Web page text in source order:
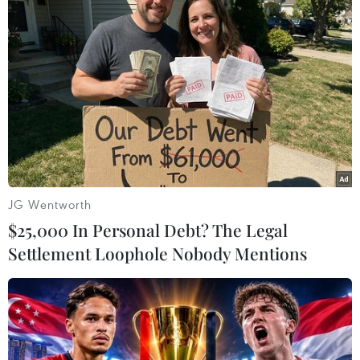
Kiên Giang
Sóc Trăng
Theo dõi VietnamPlus
TIN LIÊN QUAN
JG Wentworth
$25,000 In Personal Debt? The Legal
Settlement Loophole Nobody Mentions